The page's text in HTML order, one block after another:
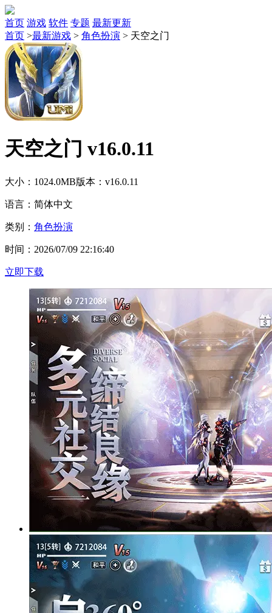
首页 游戏 软件 专题 最新更新
首页 >最新游戏 > 角色扮演 > 天空之门
天空之门 v16.0.11
大小：1024.0MB版本：v16.0.11
语言：简体中文
类别： 角色扮演
时间：2026/07/09 22:16:40
立即下载